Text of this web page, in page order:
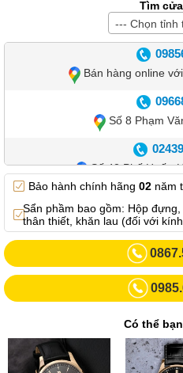
Tìm
--- Chọn tỉnh
Bán hàng online
Số 8 Phạm
Số 42 Phố Huế -
Showroom 3: Số 87
Số 55 Trần Đăng
Số 8 Trần Duy
Bảo hành chính hãng 02 năm
Sẩn phầm bao gồm: Hộp
thân thiết, khăn lau (đối với kính
Có thể